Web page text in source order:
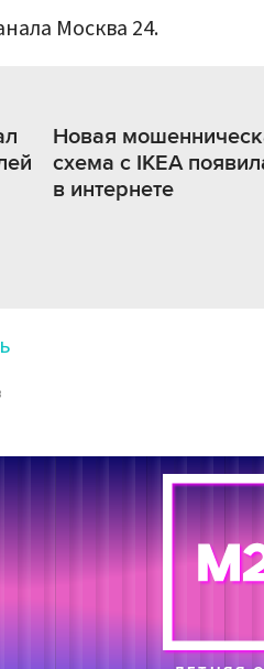
Москва 24.
Новая
схема с IKEA
в интернете